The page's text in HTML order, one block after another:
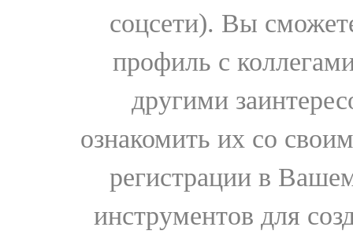
соцсети). Вы
профиль с
другими
ознакомить их со
регистрации в
инструментов для